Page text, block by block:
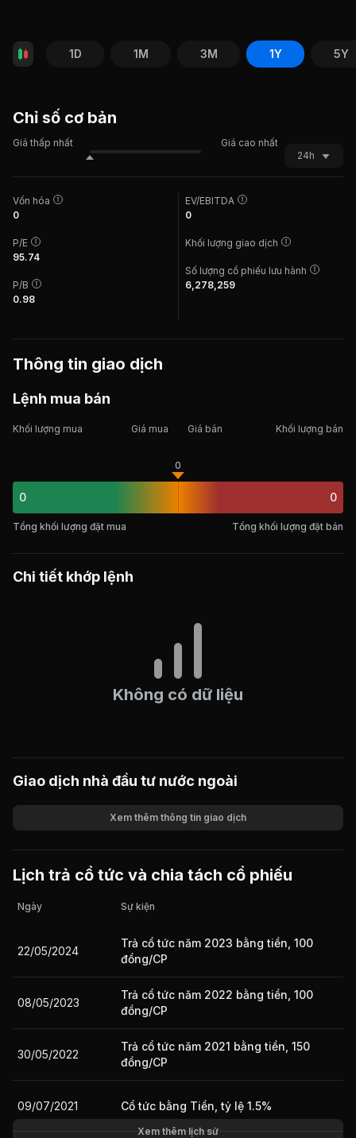
1D 1M 3M 1Y 5Y
Chỉ số cơ bản
Giá thấp nhất
Giá cao nhất
24h
Vốn hóa
0
P/E
95.74
P/B
0.98
EV/EBITDA
0
Khối lượng giao dịch
Số lượng cổ phiếu lưu hành
6,278,259
Thông tin giao dịch
Lệnh mua bán
Khối lượng mua Giá mua Giá bán Khối lượng bán
0
0
0
Tổng khối lượng đặt mua Tổng khối lượng đặt bán
Chi tiết khớp lệnh
Không có dữ liệu
Giao dịch nhà đầu tư nước ngoài
Giá trị giao dịch
Giá trị giao dịch nhà đầu tư nước ngoài 10 phiên gần nhất
Xem thêm thông tin giao dịch
Lịch trả cổ tức và chia tách cổ phiếu
Ngày Sự kiện
22/05/2024
Trả cổ tức năm 2023 bằng tiền, 100
đồng/CP
08/05/2023
Trả cổ tức năm 2022 bằng tiền, 100
đồng/CP
30/05/2022
Trả cổ tức năm 2021 bằng tiền, 150
đồng/CP
09/07/2021 Cổ tức bằng Tiền, tỷ lệ 1.5%
Xem thêm lịch sử